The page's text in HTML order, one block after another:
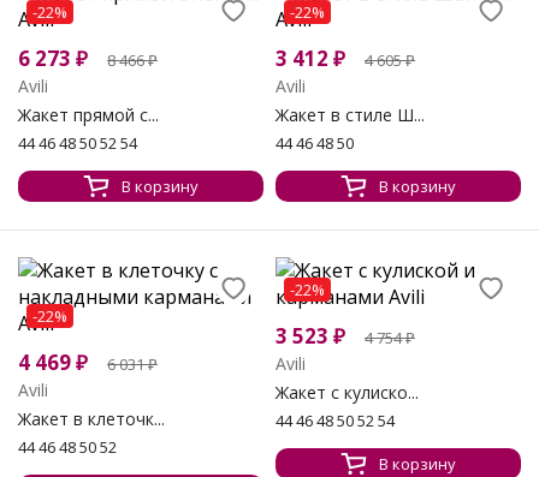
-22%
6 273 ₽ 8 466₽
Avili
Жакет прямой с...
44 46 48 50 52 54
В корзину
-22%
3 412 ₽ 4 605₽
Avili
Жакет в стиле Ш...
44 46 48 50
В корзину
-22%
4 469₽ 6 031₽
Avili
Жакет в клеточк...
44 46 48 50 52
-22%
3 523 ₽ 4 754₽
Avili
Жакет с кулиско...
44 46 48 50 52 54
В корзину